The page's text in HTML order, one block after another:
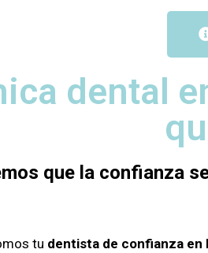
dental
que la confianza
tu dentista de confianza en